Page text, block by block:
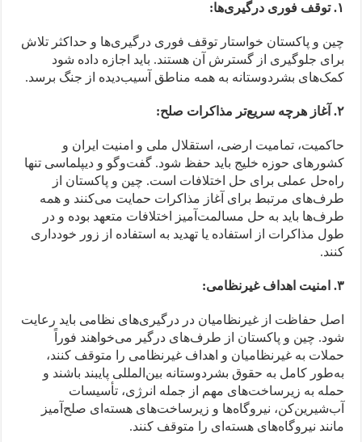
۱. توقف فوری درگیری‌ها:
چین و پاکستان خواستار توقف فوری درگیری‌ها و حداکثر تلاش
برای جلوگیری از گسترش آن هستند. باید اجازه داده شود
کمک‌های بشردوستانه به همه مناطق آسیب‌دیده از جنگ برسد.
۲. آغاز هرچه سریع‌تر مذاکرات صلح:
حاکمیت، تمامیت ارضی، استقلال ملی و امنیت ایران و
کشورهای حوزه خلیج باید حفظ شود. گفت‌وگو و دیپلماسی تنها
راه‌حل عملی برای حل اختلافات است. چین و پاکستان از
طرف‌های مرتبط برای آغاز مذاکرات حمایت می‌کنند و همه
طرف‌ها باید به حل مسالمت‌آمیز اختلافات متعهد بوده و در
طول مذاکرات از استفاده یا تهدید به استفاده از زور خودداری
کنند.
۳. امنیت اهداف غیرنظامی:
اصل حفاظت از غیرنظامیان در درگیری‌های نظامی باید رعایت
شود. چین و پاکستان از طرف‌های درگیر می‌خواهند فوراً
حملات به غیرنظامیان و اهداف غیرنظامی را متوقف کنند،
به‌طور کامل به حقوق بشردوستانه بین‌المللی پایبند باشند و
حمله به زیرساخت‌های مهم از جمله انرژی، تأسیسات
آب‌شیرین‌کن، نیروگاه‌ها و زیرساخت‌های هسته‌ای صلح‌آمیز
مانند نیروگاه‌های هسته‌ای را متوقف کنند.